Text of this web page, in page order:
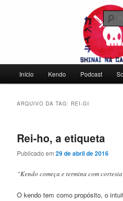
Shinai na Caveira
Falamos sobre kendo, mas não leve a
principal
Início Kendo Podcast
ARQUIVO DA TAG: REI-GI
Rei-ho, a etiqueta
Publicado em29 de abril de 2016
“Kendo começa e termina com
O kendo tem como propósito, o